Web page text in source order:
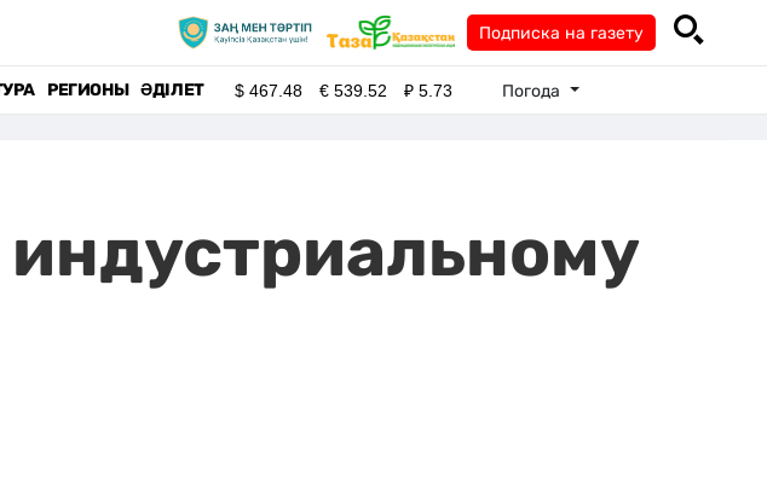
Подписка на газету
РЕГИОНЫ ӘДІЛЕТ $467.48 €539.52 ₽5.73 Погода
индустриальному